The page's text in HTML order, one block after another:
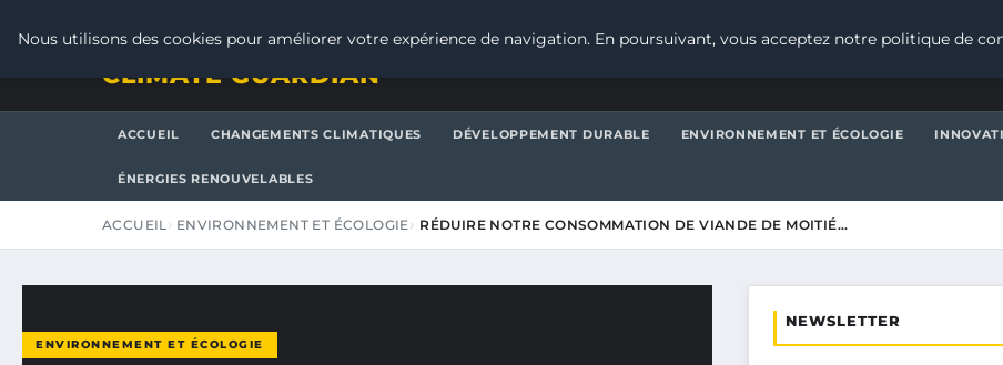
CLIMATE GUARDIAN
ACCUEIL CHANGEMENTS CLIMATIQUES DÉVELOPPEMENT DURABLE ENVIRONNEMENT ET ÉCOLOGIE
ÉNERGIES RENOUVELABLES
ACCUEIL ENVIRONNEMENT ET ÉCOLOGIE RÉDUIRE NOTRE CONSOMMATION DE VIANDE DE MOITIÉ…
ENVIRONNEMENT ET ÉCOLOGIE
NEWSLETTER
Nous utilisons des cookies pour améliorer votre expérience de navigation. En poursuivant, vous acceptez notre politique de